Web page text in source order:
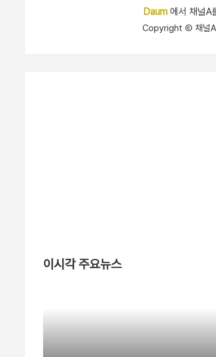
Daum 에서 채널A
Copyright Ⓒ 채널
이시각 주요뉴스